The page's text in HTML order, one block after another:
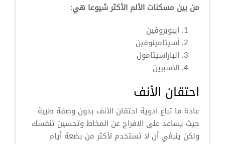
من بين مسكنات الألم الأكثر شيوعا هي:
ايبوبروفين
أسيتامينوفين
الباراسيتامول
الأسبرين
احتقان الأنف
عادة ما تباع ادوية احتقان الأنف بدون وصفة طبية
حيث يساعد على الافراج عن المخاط وتحسين تنفسك
ولكن ينبغي أن لا تستخدم لأكثر من بضعة أيام